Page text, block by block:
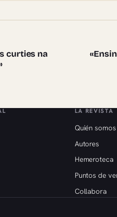
curties na
LA REVISTA
Quién somos
Autores
Hemeroteca
Puntos de
Collabora